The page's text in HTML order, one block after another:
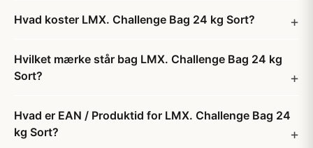
Hvad koster LMX. Challenge Bag 24 kg Sort?
Hvilket mærke står bag LMX. Challenge Bag 24 kg
Sort?
Hvad er EAN / Produktid for LMX. Challenge Bag 24
kg Sort?